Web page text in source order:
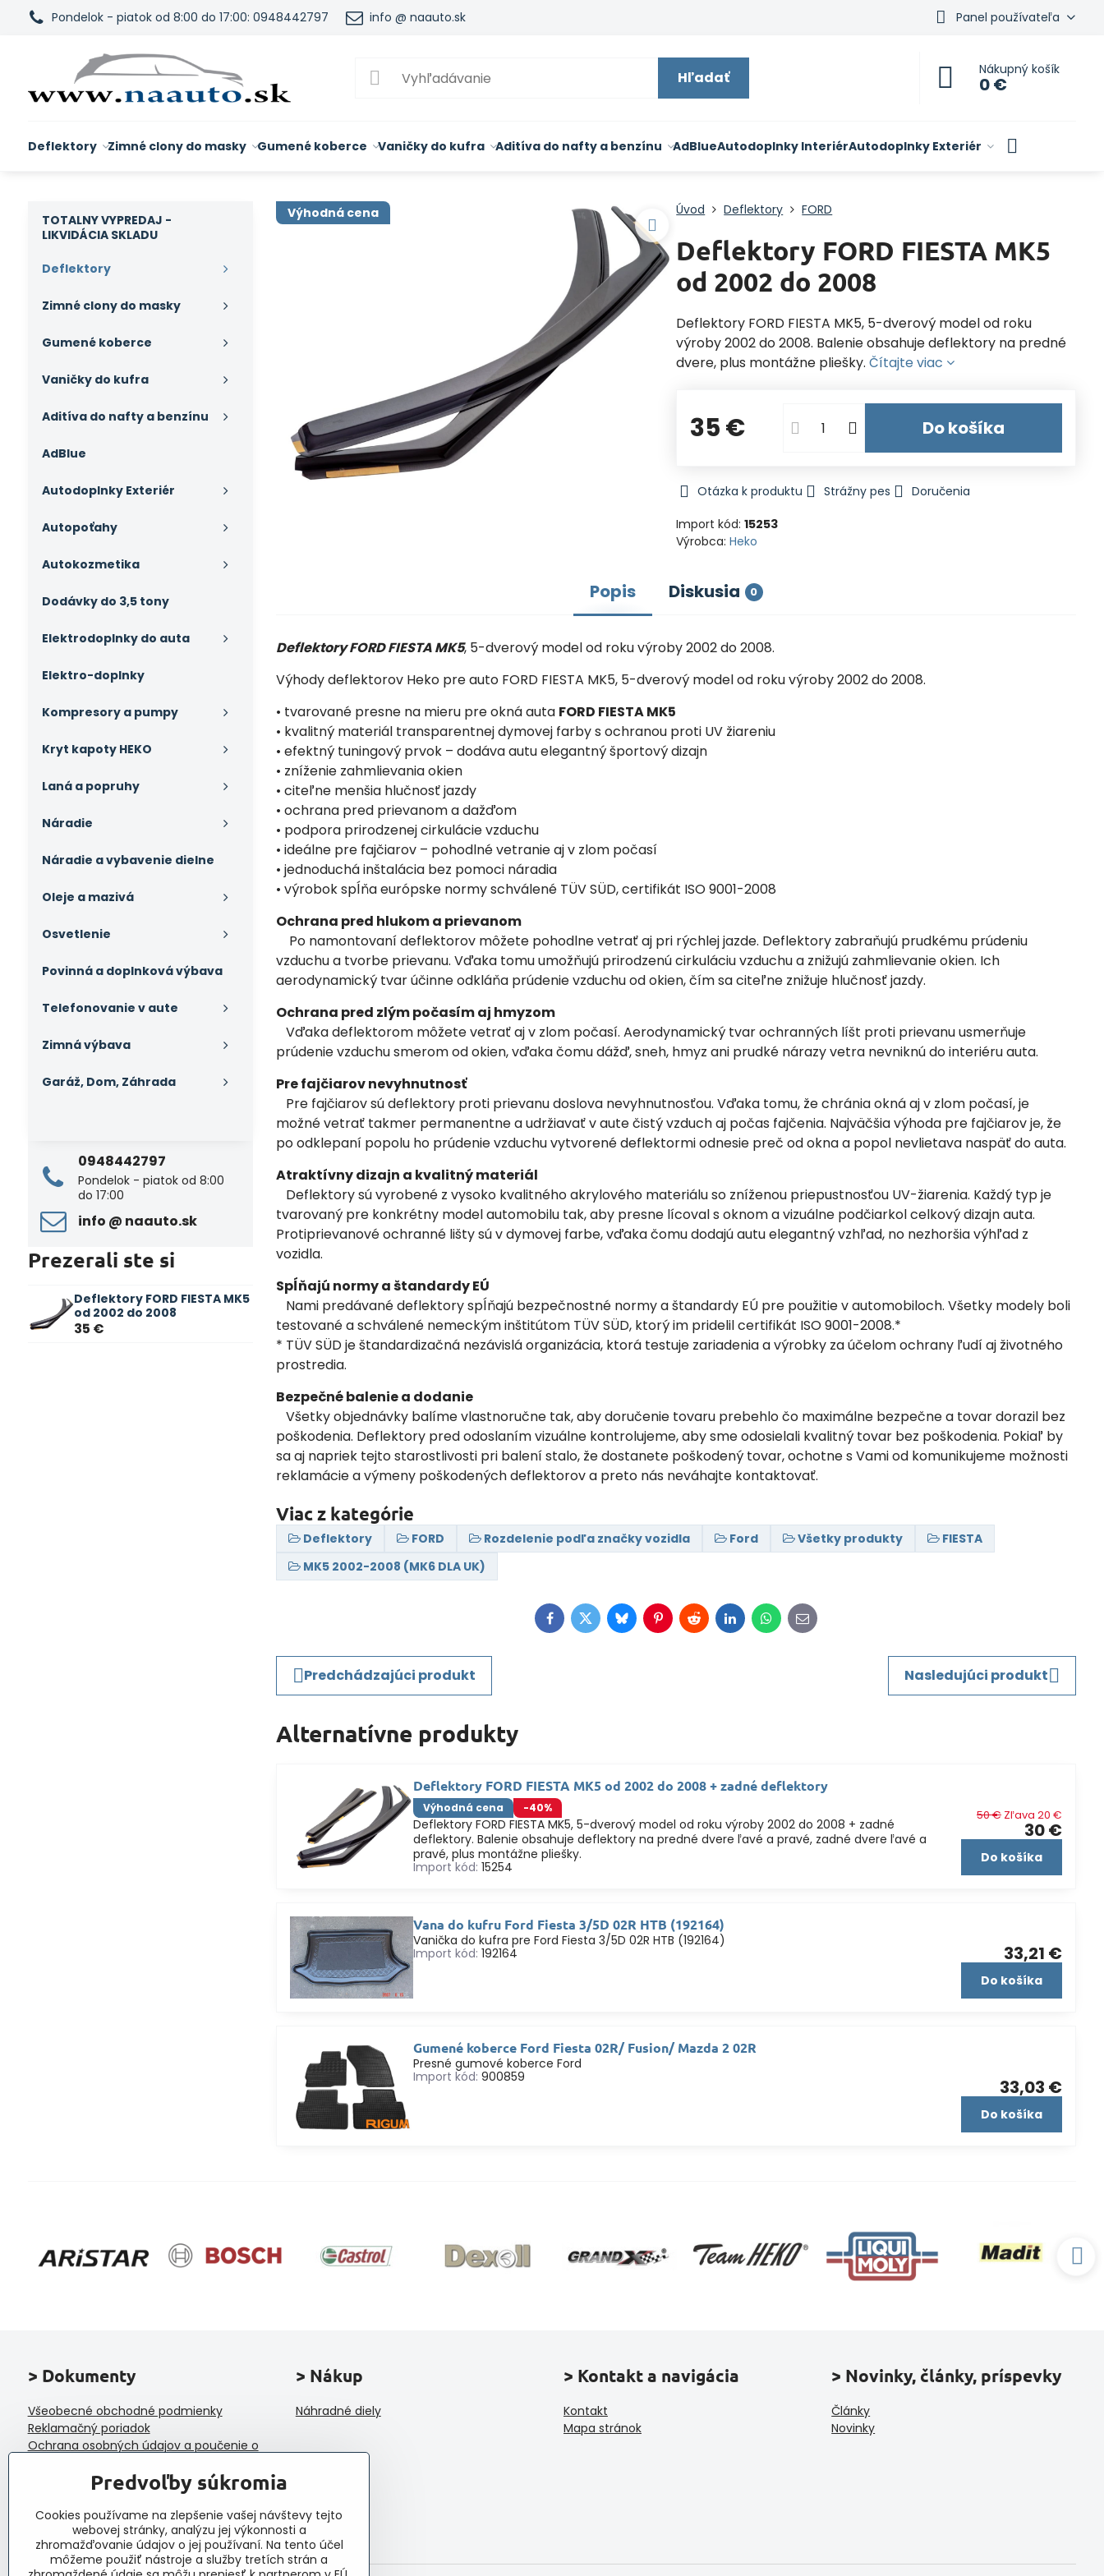
Pondelok - piatok od 8:00 do 17:00: 0948442797 info @ naauto.sk Panel používateľa
Hľadať Nákupný košík
0 €
Deflektory Zimné clony do masky Gumené koberce Vaničky do kufra Aditíva do nafty a benzínu AdBlueAutodoplnky InteriérAutodoplnky Exteriér
Výhodná cena Úvod Deflektory FORD
Deflektory FORD FIESTA MK5
od 2002 do 2008
Deflektory FORD FIESTA MK5, 5-dverový model od roku
výroby 2002 do 2008. Balenie obsahuje deflektory na predné
dvere, plus montážne pliešky.Čítajte viac
35 € Do košíka
Otázka k produktu Strážny pes
Doručenia
Import kód:15253
Výrobca:Heko
Popis Diskusia 0
Deflektory FORD FIESTA MK5, 5-dverový model od roku výroby 2002 do 2008.
Výhody deflektorov Heko pre auto FORD FIESTA MK5, 5-dverový model od roku výroby 2002 do 2008.
• tvarované presne na mieru pre okná auta FORD FIESTA MK5
• kvalitný materiál transparentnej dymovej farby s ochranou proti UV žiareniu
• efektný tuningový prvok – dodáva autu elegantný športový dizajn
• zníženie zahmlievania okien
• citeľne menšia hlučnosť jazdy
• ochrana pred prievanom a dažďom
• podpora prirodzenej cirkulácie vzduchu
• ideálne pre fajčiarov – pohodlné vetranie aj v zlom počasí
• jednoduchá inštalácia bez pomoci náradia
• výrobok spĺňa európske normy schválené TÜV SÜD, certifikát ISO 9001-2008
Ochrana pred hlukom a prievanom
Po namontovaní deflektorov môžete pohodlne vetrať aj pri rýchlej jazde. Deflektory zabraňujú prudkému prúdeniu
vzduchu a tvorbe prievanu. Vďaka tomu umožňujú prirodzenú cirkuláciu vzduchu a znižujú zahmlievanie okien. Ich
aerodynamický tvar účinne odkláňa prúdenie vzduchu od okien, čím sa citeľne znižuje hlučnosť jazdy.
Ochrana pred zlým počasím aj hmyzom
Vďaka deflektorom môžete vetrať aj v zlom počasí. Aerodynamický tvar ochranných líšt proti prievanu usmerňuje
prúdenie vzduchu smerom od okien, vďaka čomu dážď, sneh, hmyz ani prudké nárazy vetra nevniknú do interiéru auta.
Pre fajčiarov nevyhnutnosť
Pre fajčiarov sú deflektory proti prievanu doslova nevyhnutnosťou. Vďaka tomu, že chránia okná aj v zlom počasí, je
možné vetrať takmer permanentne a udržiavať v aute čistý vzduch aj počas fajčenia. Najväčšia výhoda pre fajčiarov je, že
po odklepaní popolu ho prúdenie vzduchu vytvorené deflektormi odnesie preč od okna a popol nevlietava naspäť do auta.
Atraktívny dizajn a kvalitný materiál
Deflektory sú vyrobené z vysoko kvalitného akrylového materiálu so zníženou priepustnosťou UV-žiarenia. Každý typ je
tvarovaný pre konkrétny model automobilu tak, aby presne lícoval s oknom a vizuálne podčiarkol celkový dizajn auta.
Protiprievanové ochranné lišty sú v dymovej farbe, vďaka čomu dodajú autu elegantný vzhľad, no nezhoršia výhľad z
vozidla.
Spĺňajú normy a štandardy EÚ
Nami predávané deflektory spĺňajú bezpečnostné normy a štandardy EÚ pre použitie v automobiloch. Všetky modely boli
testované a schválené nemeckým inštitútom TÜV SÜD, ktorý im pridelil certifikát ISO 9001-2008.*
* TÜV SÜD je štandardizačná nezávislá organizácia, ktorá testuje zariadenia a výrobky za účelom ochrany ľudí aj životného
prostredia.
Bezpečné balenie a dodanie
Všetky objednávky balíme vlastnoručne tak, aby doručenie tovaru prebehlo čo maximálne bezpečne a tovar dorazil bez
poškodenia. Deflektory pred odoslaním vizuálne kontrolujeme, aby sme odosielali kvalitný tovar bez poškodenia. Pokiaľ by
sa aj napriek tejto starostlivosti pri balení stalo, že dostanete poškodený tovar, ochotne s Vami od komunikujeme možnosti
reklamácie a výmeny poškodených deflektorov a preto nás neváhajte kontaktovať.
Viac z kategórie
Deflektory FORD Rozdelenie podľa značky vozidla Ford Všetky produkty
FIESTA
MK5 2002-2008 (MK6 DLA UK)
Facebook
TwitterBlueskyPinterest
RedditLinkedInWhatsApp
E-
mail
Predchádzajúci produkt Nasledujúci produkt
Alternatívne produkty
Deflektory FORD FIESTA MK5 od 2002 do 2008 + zadné deflektory
Výhodná cena -40%
Deflektory FORD FIESTA MK5, 5-dverový model od roku výroby 2002 do 2008 + zadné
deflektory. Balenie obsahuje deflektory na predné dvere ľavé a pravé, zadné dvere ľavé a
pravé, plus montážne pliešky.
Import kód: 15254
30 €
50 € Zľava 20 €
Do košíka
Vana do kufru Ford Fiesta 3/5D 02R HTB (192164)
Vanička do kufra pre Ford Fiesta 3/5D 02R HTB (192164)
Import kód: 192164 33,21 €
Do košíka
Gumené koberce Ford Fiesta 02R/ Fusion/ Mazda 2 02R
Presné gumové koberce Ford
Import kód: 900859 33,03 €
Do košíka
TOTALNY VYPREDAJ -
LIKVIDÁCIA SKLADU
Deflektory
Zimné clony do masky
Gumené koberce
Vaničky do kufra
Aditíva do nafty a benzínu
AdBlue
Autodoplnky Exteriér
Autopoťahy
Autokozmetika
Dodávky do 3,5 tony
Elektrodoplnky do auta
Elektro-doplnky
Kompresory a pumpy
Kryt kapoty HEKO
Laná a popruhy
Náradie
Náradie a vybavenie dielne
Oleje a mazivá
Osvetlenie
Povinná a doplnková výbava
Telefonovanie v aute
Zimná výbava
Garáž, Dom, Záhrada
0948442797
Pondelok - piatok od 8:00
do 17:00
info ​@ naauto​.sk
Prezerali ste si
Deflektory FORD FIESTA MK5
od 2002 do 2008
35 €
> Dokumenty
Všeobecné obchodné podmienky
Reklamačný poriadok
Ochrana osobných údajov a poučenie o
Reklamačný formulár
Formulár na odstúpenie od zmluvy
Protokol o prijatí a vybavení reklamácie
Veľkoobchod
> Nákup
Náhradné diely
> Kontakt a navigácia
Kontakt
Mapa stránok
> Novinky, články, príspevky
Články
Novinky
Predvoľby súkromia
Cookies používame na zlepšenie vašej návštevy tejto
webovej stránky, analýzu jej výkonnosti a
zhromažďovanie údajov o jej používaní. Na tento účel
môžeme použiť nástroje a služby tretích strán a